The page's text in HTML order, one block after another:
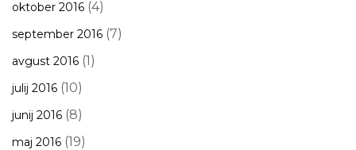
oktober 2016 (4)
september 2016 (7)
avgust 2016 (1)
julij 2016 (10)
junij 2016 (8)
maj 2016 (19)